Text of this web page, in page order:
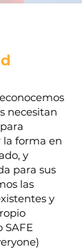
necesitan
la forma en
y
para sus
las
y
SAFE